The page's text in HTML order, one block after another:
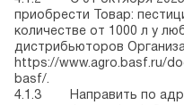
приобрести Товар:
количестве от 1000 л у
дистрибьюторов
https://www.agro.basf.ru/
basf/.
4.1.3 Направить по